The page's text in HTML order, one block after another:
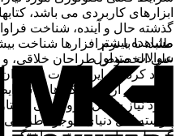
ابزارهای کاربردی می باشد،
گذشته حال و آینده، شناخت
طلبد، تا با نرم افزارها شناخت
علی الخصوص طراحان خلاقی، و
ایجاد کرد، در این صورت می
موجود در ارائه راهکارها، و
مورد نیاز شامل حروفچینی
پیوسته اهل دنیای موجود طراحی
مشاهده بیشتر
سوالات متداول